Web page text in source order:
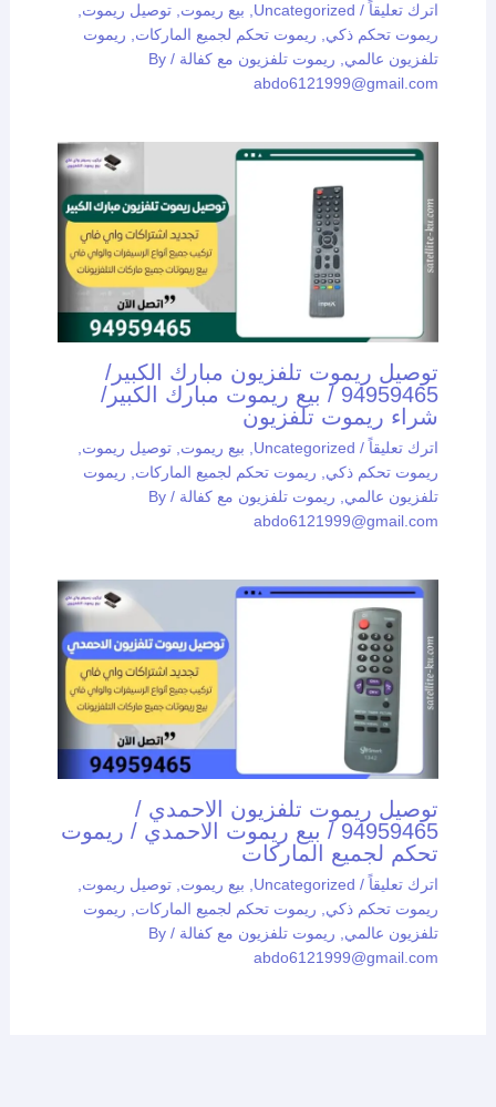
اترك تعليقاً /
Uncategorized بيع ريموت توصيل ريموت
ريموت تحكم ذكي
ريموت تحكم لجميع الماركات
ريموت
تلفزيون عالمي
ريموت تلفزيون مع كفالة / By
abdo6121999@gmail.com
توصيل ريموت تلفزيون مبارك الكبير/
94959465 / بيع ريموت مبارك الكبير/
شراء ريموت تلفزيون
اترك تعليقاً /
Uncategorized بيع ريموت توصيل ريموت
ريموت تحكم ذكي
ريموت تحكم لجميع الماركات
ريموت
تلفزيون عالمي
ريموت تلفزيون مع كفالة / By
abdo6121999@gmail.com
توصيل ريموت تلفزيون الاحمدي /
94959465 / بيع ريموت الاحمدي / ريموت
تحكم لجميع الماركات
اترك تعليقاً /
Uncategorized بيع ريموت توصيل ريموت
ريموت تحكم ذكي
ريموت تحكم لجميع الماركات
ريموت
تلفزيون عالمي
ريموت تلفزيون مع كفالة / By
abdo6121999@gmail.com